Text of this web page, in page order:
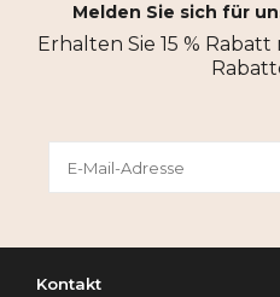
Melden Sie sich für
Erhalten Sie 15 %
Kontakt